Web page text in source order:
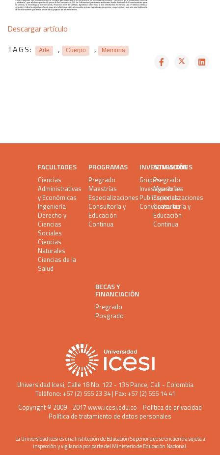
Descargar artículo
TAGS:
Arte , Cuerpo , Memoria
FACULTADES
Ciencias
Administrativas
y Económicas
Ingeniería
Derecho y
Ciencias
Sociales
Ciencias
Naturales
Ciencias de la
Salud
PROGRAMAS
Pregrado
Maestrías
Especializaciones
Consultoría y
Educación
Continua
INVESTIGACIÓN
Grupos
Investigaciones
Publicaciones
Convocatorias
ADMISIONES
Pregrado
Maestrías
Especializaciones
Consultoría y
Educación
Continua
BECAS Y
FINANCIACIÓN
Pregrado
Posgrado
Universidad Icesi, Calle 18 No. 122 - 135 Pance, Cali - Colombia
Teléfono: +57 (2) 555 23 34 | Fax: +57 (2) 555 14 41
Copyright © 2009 - 2017 www.icesi.edu.co - Política de privacidad
Política de tratamiento de datos personales
La Universidad Icesi es una Institución de Educación Superior que se encuentra sujeta a
inspección y vigilancia por parte del Ministerio de Educación Nacional.